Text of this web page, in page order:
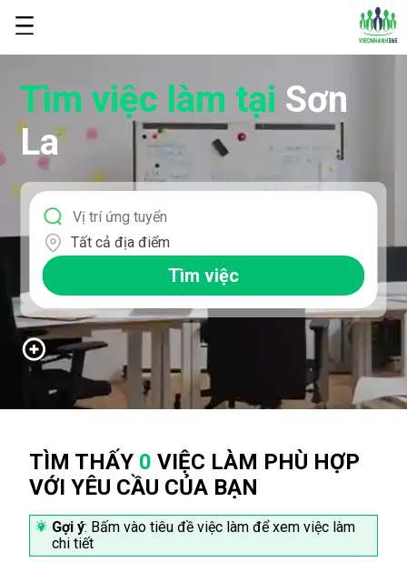
Tìm việc làm tại Sơn
La
Tất cả địa điểm
Tìm việc
TÌM THẤY 0 VIỆC LÀM PHÙ HỢP
VỚI YÊU CẦU CỦA BẠN
Gợi ý: Bấm vào tiêu đề việc làm để xem việc làm
chi tiết